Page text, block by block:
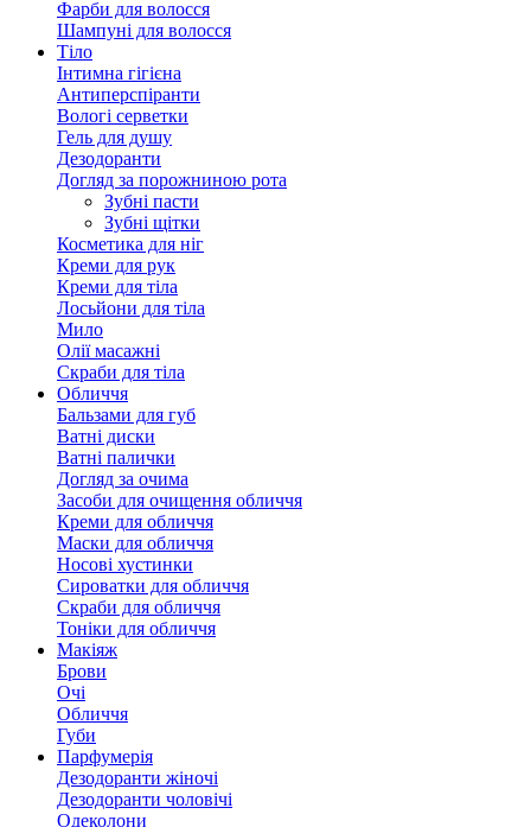
Фарби для волосся
Шампуні для волосся
Тіло
Інтимна гігієна
Антиперспіранти
Вологі серветки
Гель для душу
Дезодоранти
Догляд за порожниною рота
Зубні пасти
Зубні щітки
Косметика для ніг
Креми для рук
Креми для тіла
Лосьйони для тіла
Мило
Олії масажні
Скраби для тіла
Обличчя
Бальзами для губ
Ватні диски
Ватні палички
Догляд за очима
Засоби для очищення обличчя
Креми для обличчя
Маски для обличчя
Носові хустинки
Сироватки для обличчя
Скраби для обличчя
Тоніки для обличчя
Макіяж
Брови
Очі
Обличчя
Губи
Парфумерія
Дезодоранти жіночі
Дезодоранти чоловічі
Одеколони